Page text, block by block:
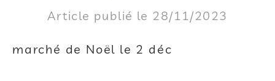
Article publié le 28/11/2023
marché de Noël le 2 déc